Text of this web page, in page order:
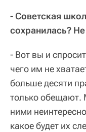
- Советская
сохранилась? Не
- Вот вы и
чего им не
больше десяти
только обещают.
ними
какое будет их